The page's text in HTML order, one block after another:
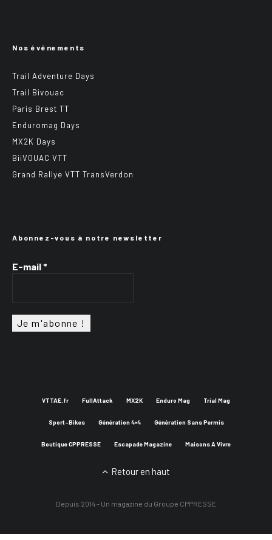
Nos événements
Trail Adventure Days
Trail Bivouac
Paris Brest TT
Enduromag Days
MX2K Days
BiiVOUAC VTT
Grand Rallye VTT TransVerdon
Abonnez-vous à notre newsletter
E-mail*
VTTAE.fr FullAttack MX2K Enduro Mag Trial Mag
Sport-Bikes Génération 4×4 Génération Sans Permis
Boutique CPPRESSE Escapade Magazine Maisons A Vivre
Retour en haut
Depuis 2014 - Un magazine du Groupe CPPRESSE